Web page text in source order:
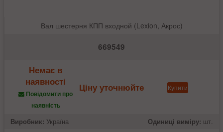
Вал шестерня КПП входной (Lexion, Акрос)
669549
Немає в
наявності
Повідомити про
наявність
Ціну уточнюйте Купити
Виробник: Україна Одиниці виміру: шт.